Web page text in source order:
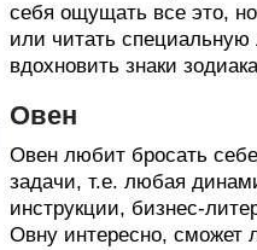
себя ощущать все это,
или читать специальную
вдохновить знаки
Овен
Овен любит бросать
задачи, т.е. любая
инструкции, бизнес-
Овну интересно, сможет